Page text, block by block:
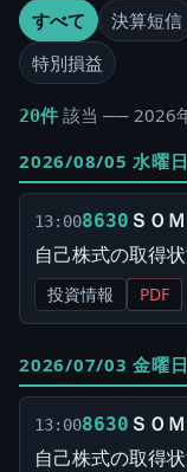
すべて 決算短信
特別損益
20件 該当 ── 2026
2026/08/05 水曜日
13:008630 ＳＯ
自己株式の取得
投資情報 PDF
2026/07/03 金曜日
13:008630 ＳＯ
自己株式の取得